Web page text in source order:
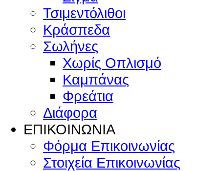
Τσιμεντόλιθοι
Κράσπεδα
Σωλήνες
Χωρίς Οπλισμό
Καμπάνας
Φρεάτια
Διάφορα
ΕΠΙΚΟΙΝΩΝΙΑ
Φόρμα Επικοινωνίας
Στοιχεία Επικοινωνίας